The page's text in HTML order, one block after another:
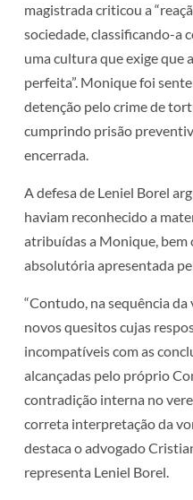
magistrada criticou a
sociedade, classificando-a
uma cultura que exige que
perfeita”. Monique foi
detenção pelo crime de
cumprindo prisão
encerrada.
A defesa de Leniel Borel
haviam reconhecido a
atribuídas a Monique, bem
absolutória apresentada
“Contudo, na sequência
novos quesitos cujas
incompatíveis com as
alcançadas pelo próprio
contradição interna no
correta interpretação da
destaca o advogado
representa Leniel Borel.